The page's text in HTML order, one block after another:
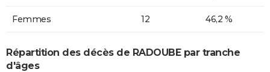
Femmes 12 46,2 %
Répartition des décès de RADOUBE par tranche
d'âges